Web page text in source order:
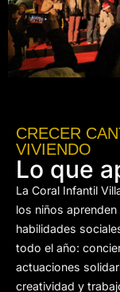
CRECER
VIVIENDO
Lo que
La Coral Infantil
los niños
habilidades
todo el año:
actuaciones
creatividad y